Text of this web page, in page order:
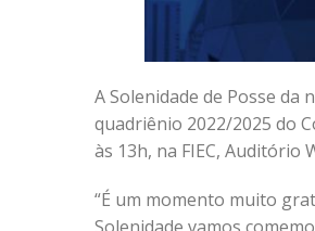
A Solenidade de Posse
quadriênio 2022/2025 do
às 13h, na FIEC, Auditório
“É um momento muito